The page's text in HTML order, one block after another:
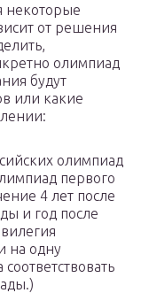
некоторые
от решения
олимпиад
будут
или какие
олимпиад
первого
4 лет после
и год после
на одну